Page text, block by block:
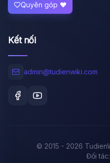
Quyên góp ❤️
Kết nối
admin@tudienwiki.com
© 2015 - 2026
Đối tác: